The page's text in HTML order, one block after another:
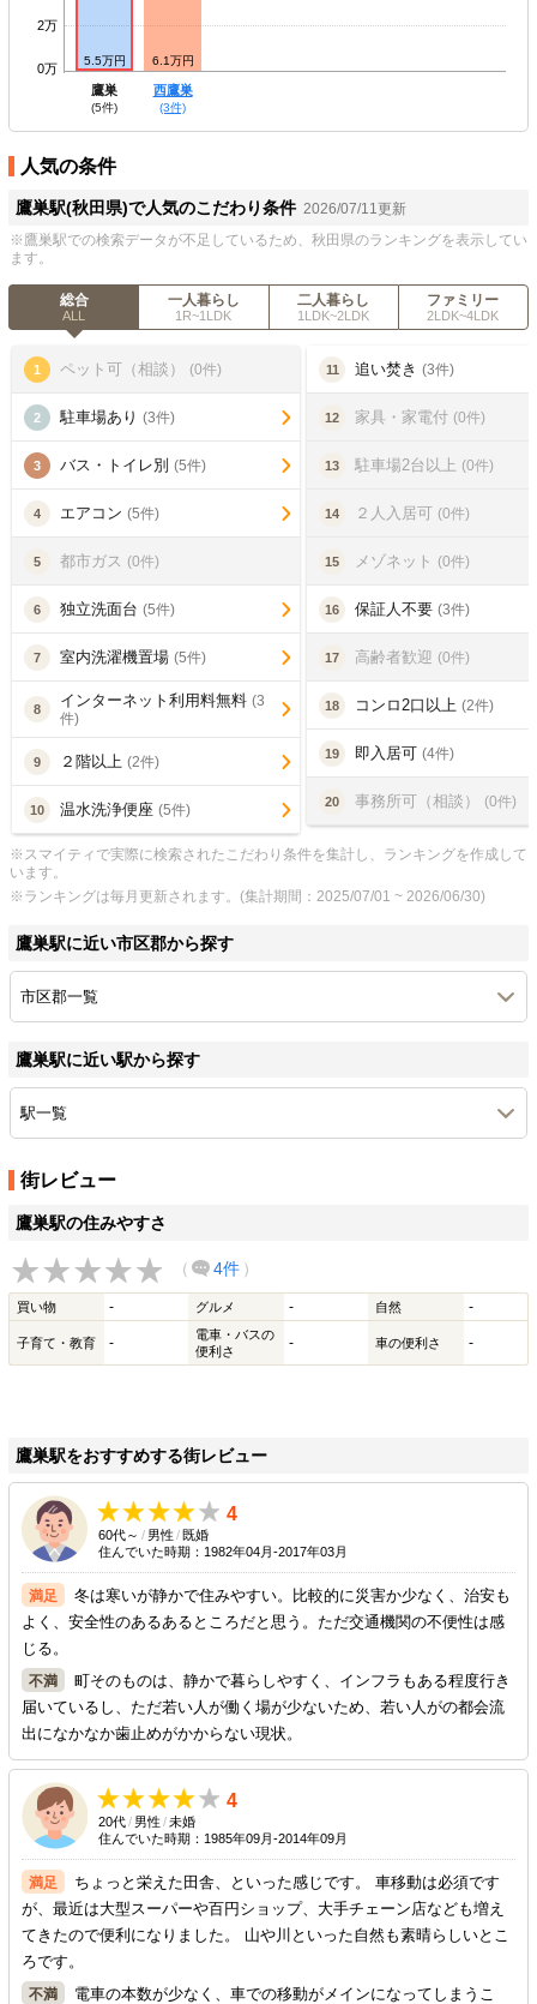
2万
0万
5.5万円 6.1万円
鷹巣
(5件)
西鷹巣
(3件)
人気の条件
鷹巣駅(秋田県)で人気のこだわり条件 2026/07/11更新
※鷹巣駅での検索データが不足しているため、秋田県のランキングを表示してい
ます。
総合
ALL
一人暮らし
1R~1LDK
二人暮らし
1LDK~2LDK
ファミリー
2LDK~4LDK
1 ペット可（相談） (0件)
2 駐車場あり (3件)
3 バス・トイレ別 (5件)
4 エアコン (5件)
5 都市ガス (0件)
6 独立洗面台 (5件)
7 室内洗濯機置場 (5件)
8 インターネット利用料無料 (3
件)
9 ２階以上 (2件)
10 温水洗浄便座 (5件)
11 追い焚き (3件)
12 家具・家電付 (0件)
13 駐車場2台以上 (0件)
14 ２人入居可 (0件)
15 メゾネット (0件)
16 保証人不要 (3件)
17 高齢者歓迎 (0件)
18 コンロ2口以上 (2件)
19 即入居可 (4件)
20 事務所可（相談） (0件)
※スマイティで実際に検索されたこだわり条件を集計し、ランキングを作成して
います。
※ランキングは毎月更新されます。(集計期間：2025/07/01 ~ 2026/06/30)
鷹巣駅に近い市区郡から探す
市区郡一覧
鷹巣駅に近い駅から探す
駅一覧
街レビュー
鷹巣駅の住みやすさ
（ 4件 ）
買い物 - グルメ - 自然 -
子育て・教育 -
電車・バスの
便利さ
- 車の便利さ -
鷹巣駅をおすすめする街レビュー
4
60代～/ 男性/ 既婚
住んでいた時期：1982年04月-2017年03月
冬は寒いが静かで住みやすい。比較的に災害か少なく、治安も
よく、安全性のあるあるところだと思う。ただ交通機関の不便性は感
じる。
町そのものは、静かで暮らしやすく、インフラもある程度行き
届いているし、ただ若い人が働く場が少ないため、若い人がの都会流
出になかなか歯止めがかからない現状。
4
20代/ 男性/未婚
住んでいた時期：1985年09月-2014年09月
ちょっと栄えた田舎、といった感じです。 車移動は必須です
が、最近は大型スーパーや百円ショップ、大手チェーン店なども増え
てきたので便利になりました。 山や川といった自然も素晴らしいとこ
ろです。
電車の本数が少なく、車での移動がメインになってしまうこ